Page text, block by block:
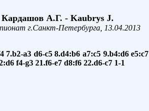
Кардашов А.Г. - Kaubrys J.
г.Санкт-Петербурга, 13.04.2013
7.b2-a3 d6-c5 8.d4:b6 a7:c5 9.b4:d6 e5:c7
f4-g3 21.f6-e7 d8:f6 22.d6-c7 1-1